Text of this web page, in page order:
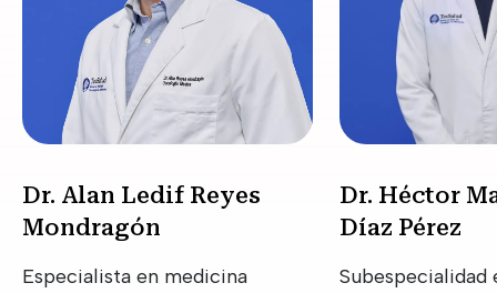
Dr. Alan Ledif Reyes
Mondragón
Especialista en medicina
Dr. Héctor
Díaz Pérez
Subespecialidad